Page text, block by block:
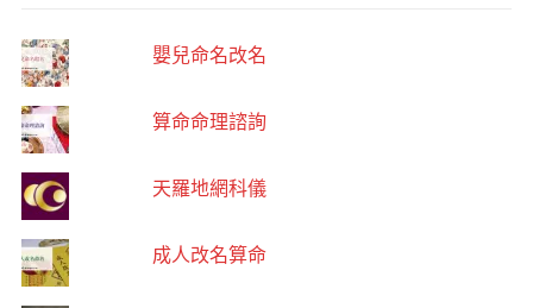
嬰兒命名改名
算命命理諮詢
天羅地網科儀
成人改名算命